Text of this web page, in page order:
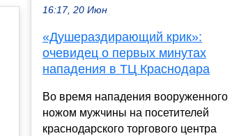
16:17, 20 Июн
«Душераздирающий крик»:
очевидец о первых минутах
нападения в ТЦ Краснодара
Во время нападения вооруженного
ножом мужчины на посетителей
краснодарского торгового центра